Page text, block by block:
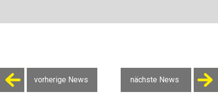
vorherige News nächste News